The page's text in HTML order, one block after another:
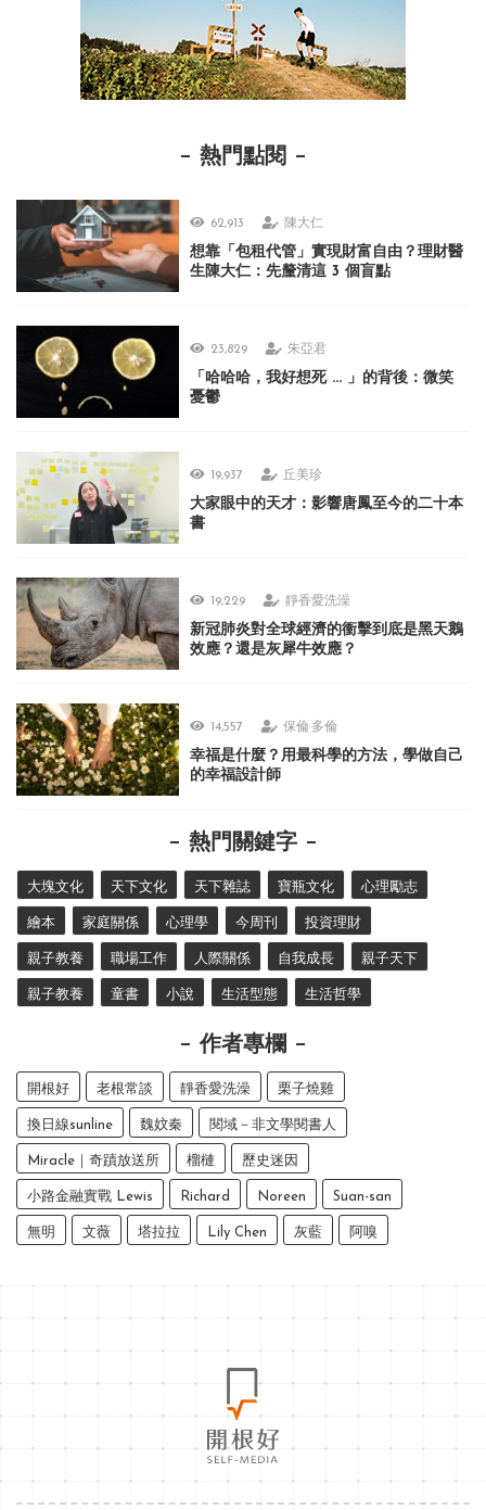
熱門點閱
62,913 陳大仁
想靠「包租代管」實現財富自由？理財醫
生陳大仁：先釐清這 3 個盲點
23,829 朱亞君
「哈哈哈，我好想死 ... 」的背後：微笑
憂鬱
19,937 丘美珍
大家眼中的天才：影響唐鳳至今的二十本
書
19,229 靜香愛洗澡
新冠肺炎對全球經濟的衝擊到底是黑天鵝
效應？還是灰犀牛效應？
14,557 保倫·多倫
幸福是什麼？用最科學的方法，學做自己
的幸福設計師
熱門關鍵字
大塊文化 天下文化 天下雜誌 寶瓶文化 心理勵志
繪本 家庭關係 心理學 今周刊 投資理財
親子教養 職場工作 人際關係 自我成長 親子天下
親子教養 童書 小說 生活型態 生活哲學
作者專欄
開根好 老根常談 靜香愛洗澡 栗子燒雞
換日線sunline 魏妏秦 閱域－非文學閱書人
Miracle｜奇蹟放送所 榴槤 歷史迷因
小路金融實戰 Lewis Richard Noreen Suan-san
無明 文薇 塔拉拉 Lily Chen 灰藍 阿嗅